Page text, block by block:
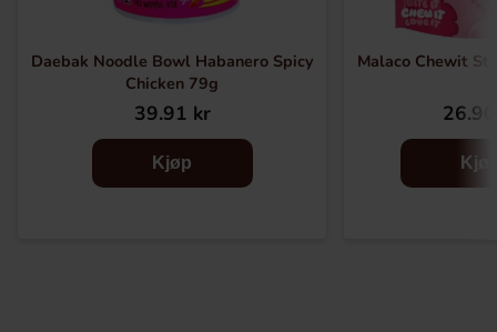
Daebak Noodle Bowl Habanero Spicy
Chicken 79g
39.91 kr
Kjøp
Malaco Chewit